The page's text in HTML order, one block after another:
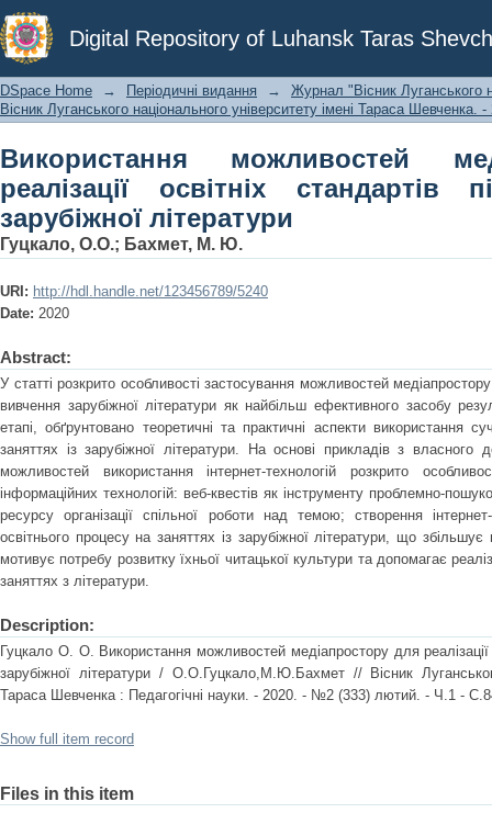
Digital Repository of Luhansk Taras
Використання можливостей
під час вивчення зарубіжної
DSpace Home → Періодичні видання →
Журнал "Вісник Луганського
Вісник Луганського національного університету імені Тараса
Використання можливостей
реалізації освітніх
зарубіжної літератури
Гуцкало, О.О.; Бахмет, М. Ю.
URI: http://hdl.handle.net/123456789/5240
Date: 2020
Abstract:
У статті розкрито особливості застосування можливостей
вивчення зарубіжної літератури як найбільш ефективного засобу
етапі, обґрунтовано теоретичні та практичні аспекти використання
заняттях із зарубіжної літератури. На основі прикладів з власного
можливостей використання інтернет-технологій розкрито
інформаційних технологій: веб-квестів як інструменту проблемно-
ресурсу організації спільної роботи над темою; створення інтернет-
освітнього процесу на заняттях із зарубіжної літератури, що збільшує
мотивує потребу розвитку їхньої читацької культури та допомагає
заняттях з літератури.
Description:
Гуцкало О. О. Використання можливостей медіапростору для реалізації
зарубіжної літератури / О.О.Гуцкало,М.Ю.Бахмет // Вісник
Тараса Шевченка : Педагогічні науки. - 2020. - №2 (333) лютий. - Ч.1 -
Show full item record
Files in this item